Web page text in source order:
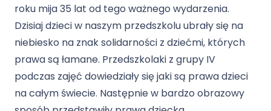
roku mija 35 lat od tego ważnego wydarzenia.
Dzisiaj dzieci w naszym przedszkolu ubrały się na
niebiesko na znak solidarności z dziećmi, których
prawa są łamane. Przedszkolaki z grupy IV
podczas zajęć dowiedziały się jaki są prawa dzieci
na całym świecie. Następnie w bardzo obrazowy